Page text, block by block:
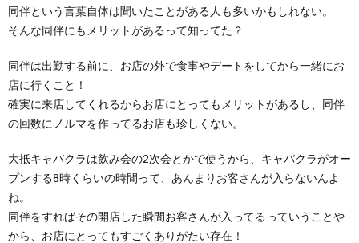
同伴という言葉自体は聞いたことがある人も多いかもしれない。
そんな同伴にもメリットがあるって知ってた？
同伴は出勤する前に、お店の外で食事やデートをしてから一緒にお
店に行くこと！
確実に来店してくれるからお店にとってもメリットがあるし、同伴
の回数にノルマを作ってるお店も珍しくない。
大抵キャバクラは飲み会の2次会とかで使うから、キャバクラがオー
プンする8時くらいの時間って、あんまりお客さんが入らないんよ
ね。
同伴をすればその開店した瞬間お客さんが入ってるっていうことや
から、お店にとってもすごくありがたい存在！